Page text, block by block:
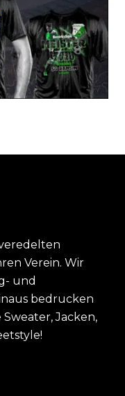
Verein. Wir
und
bedrucken
Jacken,